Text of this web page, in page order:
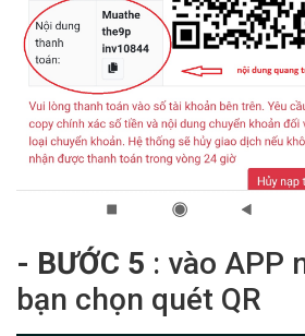
- BƯỚC 5 : vào APP
bạn chọn quét QR